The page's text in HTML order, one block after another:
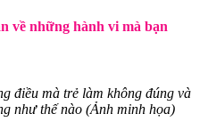
về những hành vi mà bạn
điều mà trẻ làm không đúng và
như thế nào (Ảnh minh họa)